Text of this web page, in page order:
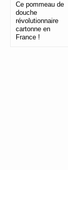
Ce pommeau de
douche
révolutionnaire
cartonne en
France !